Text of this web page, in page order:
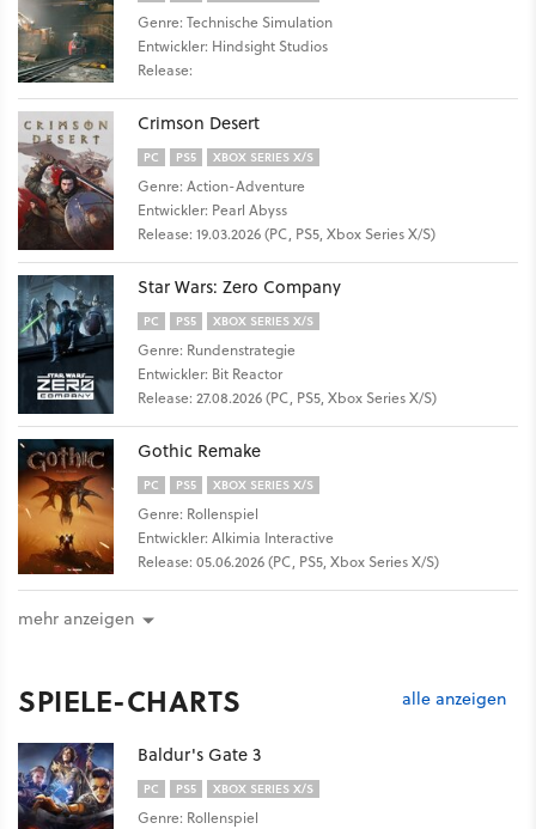
Genre: Technische Simulation
Entwickler: Hindsight Studios
Release:
Crimson Desert
PC PS5 XBOX SERIES X/S
Genre: Action-Adventure
Entwickler: Pearl Abyss
Release: 19.03.2026 (PC, PS5, Xbox Series X/S)
Star Wars: Zero Company
PC PS5 XBOX SERIES X/S
Genre: Rundenstrategie
Entwickler: Bit Reactor
Release: 27.08.2026 (PC, PS5, Xbox Series X/S)
Gothic Remake
PC PS5 XBOX SERIES X/S
Genre: Rollenspiel
Entwickler: Alkimia Interactive
Release: 05.06.2026 (PC, PS5, Xbox Series X/S)
mehr anzeigen
SPIELE-CHARTS alle anzeigen
Baldur's Gate 3
PC PS5 XBOX SERIES X/S
Genre: Rollenspiel